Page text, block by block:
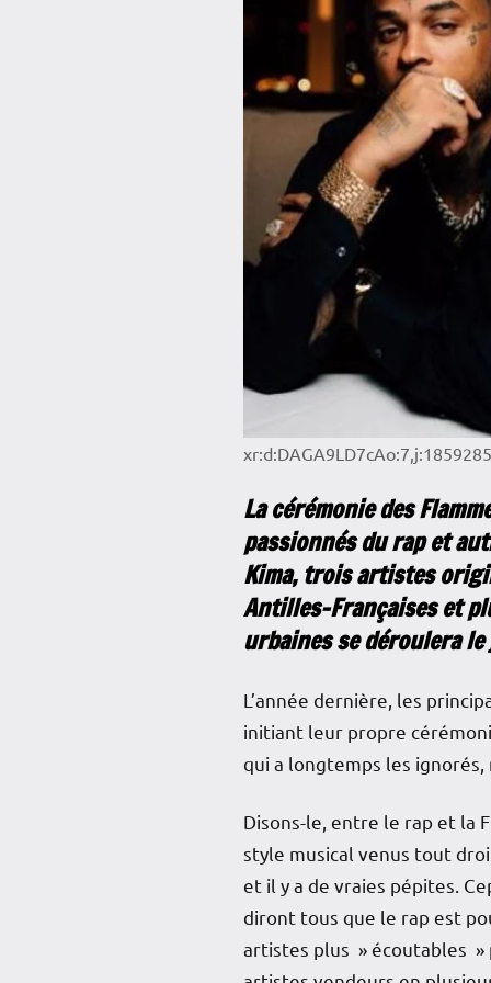
La cérémonie des
passionnés du rap et
Kima, trois artistes
Antilles-Françaises et
urbaines se déroulera
L’année dernière, les
initiant leur propre
qui a longtemps les ignorés,
Disons-le, entre le rap et la
style musical venus tout
et il y a de vraies pépites.
diront tous que le rap est
artistes plus » écoutables »